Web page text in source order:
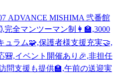
ADVANCE MISHIMA 弐番館
完全マンツーマン制👩‍🏫,3000
ュラム🧩,保護者様支援充実🤝,
イベント開催あり🎉,非担任
問支援も提供🏫,午前の送迎実